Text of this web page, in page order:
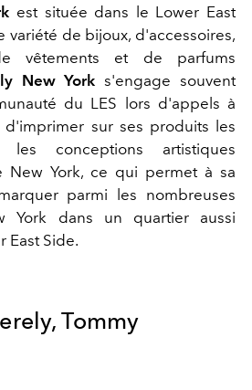
est située dans le Lower East
variété de bijoux, d'accessoires,
vêtements et de parfums
New Yorks'engage souvent
du LES lors d'appels à
d'imprimer sur ses produits les
les conceptions artistiques
New York, ce qui permet à sa
parmi les nombreuses
York dans un quartier aussi
East Side.
Tommy